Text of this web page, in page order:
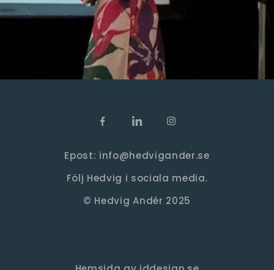
Epost: info@hedvigander.se
Följ Hedvig i sociala media.
© Hedvig Andér 2025